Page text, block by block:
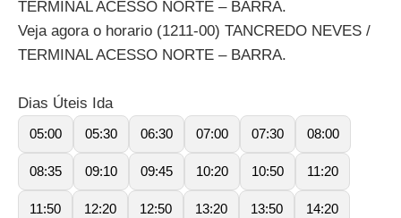
TERMINAL ACESSO NORTE – BARRA.
Veja agora o horario (1211-00) TANCREDO NEVES /
TERMINAL ACESSO NORTE – BARRA.
Dias Úteis Ida
05:00 05:30 06:30 07:00 07:30 08:00
08:35 09:10 09:45 10:20 10:50 11:20
11:50 12:20 12:50 13:20 13:50 14:20